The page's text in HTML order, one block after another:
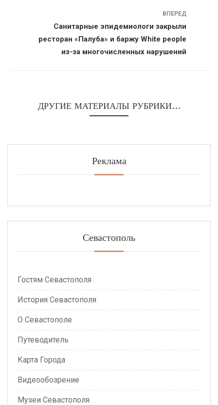
ВПЕРЕД
Санитарные эпидемиологи закрыли
ресторан «Палуба» и баржу White people
из-за многочисленных нарушений
ДРУГИЕ МАТЕРИАЛЫ РУБРИКИ...
Реклама
Севастополь
Гостям Севастополя
История Севастополя
О Севастополе
Путеводитель
Карта Города
Видеообозрение
Музеи Севастополя